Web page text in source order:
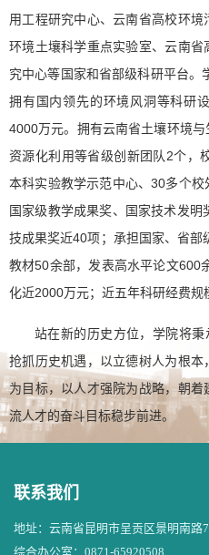
用工程研究中心、云南省高校环
环境土壤科学重点实验室、云南
究中心等国家和省部级科研平台。
拥有国内领先的环境风洞等科研
4000万元。拥有云南省土壤环境
资源化利用等省级创新团队2个，
本科实验教学示范中心、30多个
国家级教学成果奖、国家技术发
技成果奖近40项；承担国家、省部
教材50余部，发表高水平论文600
化近2000万元；近五年科研经费规
站在新的历史方位，学院将秉
抢抓历史机遇，以立德树人为根
为目标，以人才强院为战略，朝
流人才的奋斗目标稳步前进。
联系我们
地址：云南省昆明市呈贡区景明南路
综合办公室：0871-65920508